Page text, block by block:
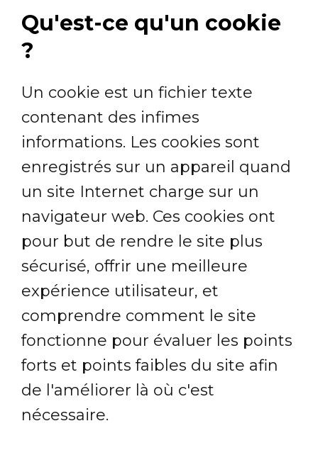
Qu'est-ce qu'un cookie
?
Un cookie est un fichier texte
contenant des infimes
informations. Les cookies sont
enregistrés sur un appareil quand
un site Internet charge sur un
navigateur web. Ces cookies ont
pour but de rendre le site plus
sécurisé, offrir une meilleure
expérience utilisateur, et
comprendre comment le site
fonctionne pour évaluer les points
forts et points faibles du site afin
de l'améliorer là où c'est
nécessaire.